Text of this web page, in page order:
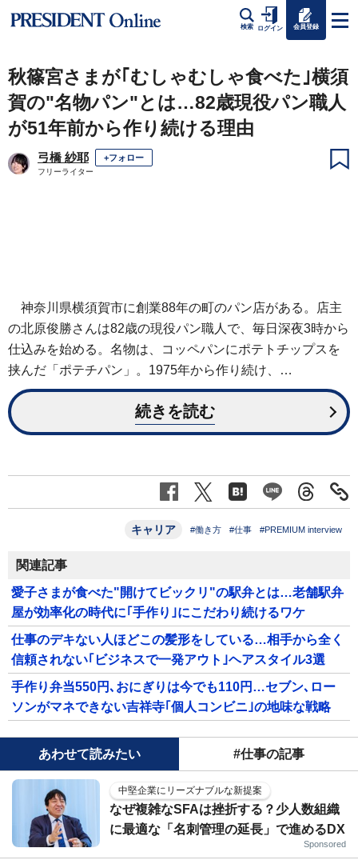
検索 ログイン 会員登録
秋篠宮さまが｢むしゃむしゃ食べた｣横須
賀の"名物パン"とは…82歳現役パン職人
が51年前から作り続ける理由
弓橋 紗耶 +フォロー
フリーライター
神奈川県横須賀市に創業88年の町のパン店がある。店主
の北原俊勝さんは82歳の現役パン職人で、毎日深夜3時から
仕込みを始める。名物は、コッペパンにポテトチップスを
挟んだ「ポテチパン」。1975年から作り続け、…
続きを読む
キャリア #働き方 #仕事 #PREMIUM interview
関連記事
愛子さまが食べた"開けてビックリ"の駅弁とは…老舗駅弁
屋が効率化の時代に｢手作り｣にこだわり続けるワケ
仕事のデキない人ほどこの髪形をしている…相手から全く
信頼されない｢ビジネスで一発アウト｣ヘアスタイル3選
手作り弁当550円､おにぎりは今でも110円…セブン､ロー
ソンがマネできない吉祥寺｢個人コンビニ｣の地味な戦略
あわせて読みたい #仕事の記事
中堅企業にリーズナブルな新提案
なぜ複雑なSFAは挫折する？少人数組織
に最適な「名刺管理の延長」で進めるDX
Sponsored